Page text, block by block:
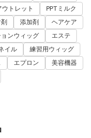
ウトレット
PPTミルク
添加剤
ヘアケア
ンウィッグ
エステ
イル
練習用ウィッグ
エプロン
美容機器